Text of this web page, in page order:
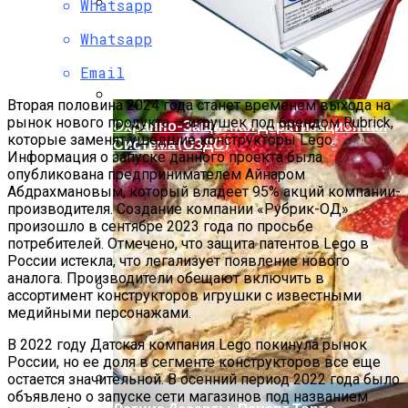
Как Правильно Выбрать Дом Для
Северной Стороны Участка
Мода Для Бизнес-Леди: Как Совмещать
Стиль И Предпринимательство
Охранно-Защитная Дератизационная
Система (ОЗДС)
Whatsapp
Whatsapp
Email
Вторая половина 2024 года станет временем выхода на
рынок нового продукта — игрушек под брендом Rubrick,
которые заменят ушедшие конструкторы Lego.
Информация о запуске данного проекта была
опубликована предпринимателем Айнаром
Абдрахмановым, который владеет 95% акций компании-
производителя. Создание компании «Рубрик-ОД»
произошло в сентябре 2023 года по просьбе
потребителей. Отмечено, что защита патентов Lego в
России истекла, что легализует появление нового
аналога. Производители обещают включить в
ассортимент конструкторов игрушки с известными
медийными персонажами.
В 2022 году Датская компания Lego покинула рынок
России, но ее доля в сегменте конструкторов все еще
остается значительной. В осенний период 2022 года было
объявлено о запуске сети магазинов под названием